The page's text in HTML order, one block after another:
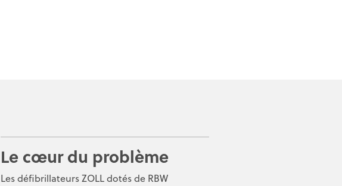
Le cœur du problème
Les défibrillateurs ZOLL dotés de RBW